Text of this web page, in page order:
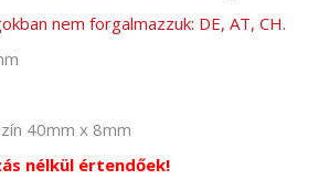
nem forgalmazzuk: DE, AT, CH.
40mm x 8mm
nélkül értendőek!